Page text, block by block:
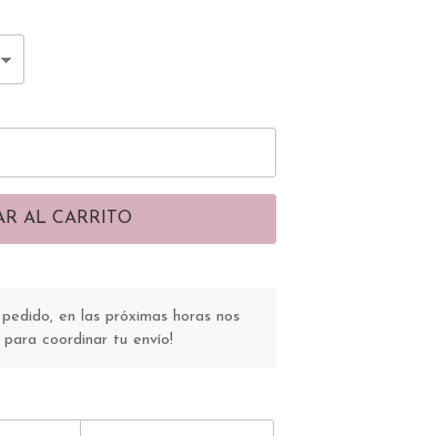
AL CARRITO
en las próximas horas nos
coordinar tu envío!